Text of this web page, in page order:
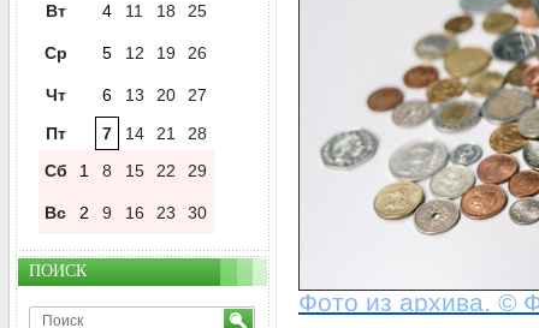
Фото из архива. ©
Вт 4 11 18 25
Ср 5 12 19 26
Чт 6 13 20
27
Пт
7 14 21
28
Сб
1 8 15 22 29
Вс 2 9 16 23 30
ПОИСК